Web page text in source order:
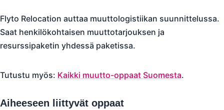
Flyto Relocation auttaa muuttologistiikan suunnittelussa.
Saat henkilökohtaisen muuttotarjouksen ja
resurssipaketin yhdessä paketissa.
Tutustu myös: Kaikki muutto-oppaat Suomesta.
Aiheeseen liittyvät oppaat